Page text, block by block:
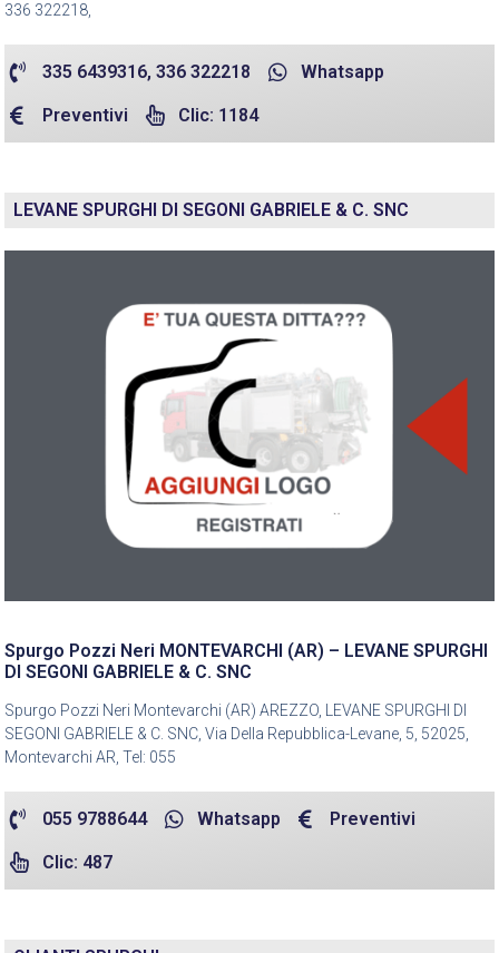
336 322218,
335 6439316, 336 322218 Whatsapp
Preventivi Clic: 1184
LEVANE SPURGHI DI SEGONI GABRIELE & C. SNC
Spurgo Pozzi Neri MONTEVARCHI (AR) – LEVANE SPURGHI
DI SEGONI GABRIELE & C. SNC
Spurgo Pozzi Neri Montevarchi (AR) AREZZO, LEVANE SPURGHI DI
SEGONI GABRIELE & C. SNC, Via Della Repubblica-Levane, 5, 52025,
Montevarchi AR, Tel: 055
055 9788644 Whatsapp Preventivi
Clic: 487